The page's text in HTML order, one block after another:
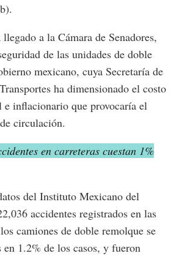
a la Cámara de Senadores,
de las unidades de doble
mexicano, cuya Secretaría de
ha dimensionado el costo
inflacionario que provocaría el
circulación.
en carreteras cuestan 1%
del Instituto Mexicano del
accidentes registrados en las
camiones de doble remolque se
1.2% de los casos, y fueron